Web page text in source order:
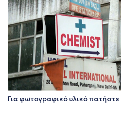
Για φωτογραφικό υλικό πατήστε